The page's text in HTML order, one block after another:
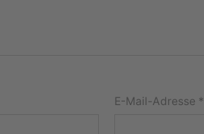
E-Mail-Adresse *